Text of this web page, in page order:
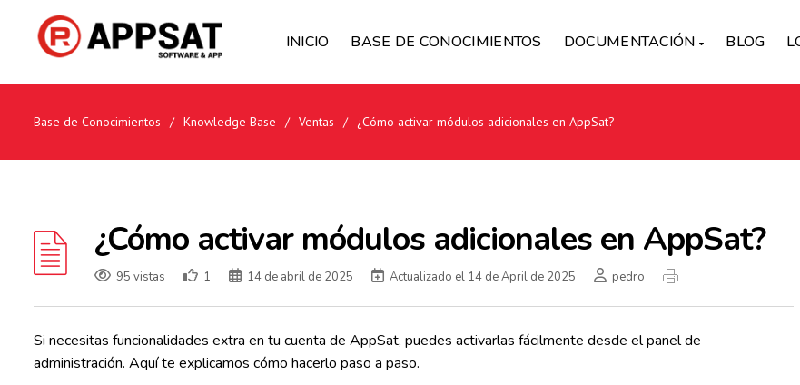
INICIO BASE DE CONOCIMIENTOS DOCUMENTACIÓN BLOG
Base de Conocimientos / Knowledge Base / Ventas / ¿Cómo activar módulos adicionales en AppSat?
¿Cómo activar módulos adicionales en AppSat?
95 vistas 1 14 de abril de 2025 Actualizado el 14 de April de 2025 pedro
Si necesitas funcionalidades extra en tu cuenta de AppSat, puedes activarlas fácilmente desde el panel de
administración. Aquí te explicamos cómo hacerlo paso a paso.